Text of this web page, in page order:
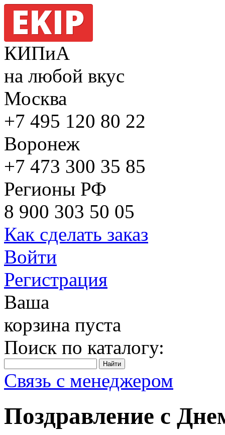
КИПиА
на любой вкус
Москва
+7 495 120 80 22
Воронеж
+7 473 300 35 85
Регионы РФ
8 900 303 50 05
Как сделать заказ
Войти
Регистрация
Ваша
корзина пуста
Поиск по каталогу:
Связь с менеджером
Поздравление с